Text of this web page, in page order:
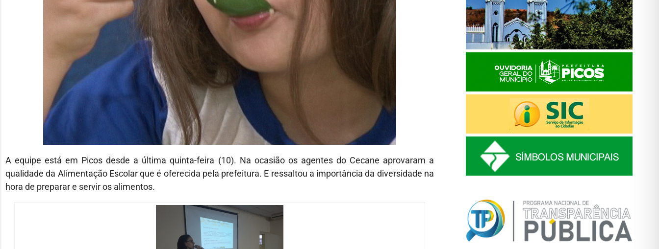
A equipe está em Picos desde a última quinta-feira (10). Na ocasião os agentes do Cecane aprovaram a
qualidade da Alimentação Escolar que é oferecida pela prefeitura. E ressaltou a importância da diversidade na
hora de preparar e servir os alimentos.